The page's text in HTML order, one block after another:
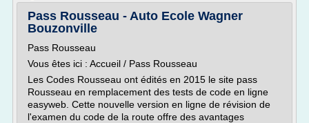
Pass Rousseau - Auto Ecole Wagner
Bouzonville
Pass Rousseau
Vous êtes ici : Accueil / Pass Rousseau
Les Codes Rousseau ont édités en 2015 le site pass
Rousseau en remplacement des tests de code en ligne
easyweb. Cette nouvelle version en ligne de révision de
l'examen du code de la route offre des avantages